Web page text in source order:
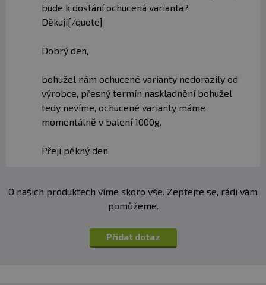
bude k dostání ochucená varianta?
Děkuji[/quote]
Dobrý den,
bohužel nám ochucené varianty nedorazily od
výrobce, přesný termín naskladnění bohužel
tedy nevíme, ochucené varianty máme
momentálně v balení 1000g.
Přeji pěkný den
O našich produktech víme skoro vše. Zeptejte se, rádi vám
pomůžeme.
Přidat dotaz